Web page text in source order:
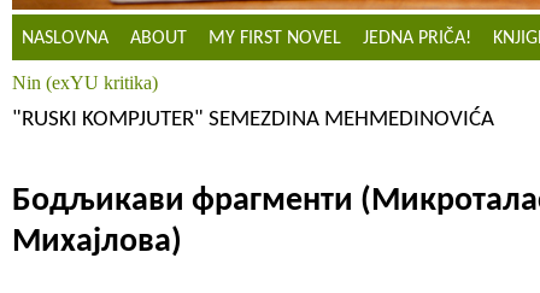
NASLOVNA ABOUT MY FIRST NOVEL JEDNA PRIČA!
Nin (exYU kritika)
"RUSKI KOMPJUTER" SEMEZDINA MEHMEDINOVIĆA
Бодљикави фрагменти
Михајлова)